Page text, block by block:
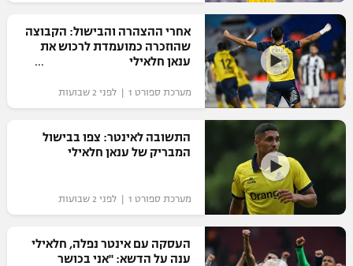
רשיון להקרנה פומבית לבית עסק
הצטרפות לחבילת הערוצים
לוח דרושים – ג'ובנט
תגיות
המגזין
אחרי ההצהרה והבישול: הקבוצה
שהוזכרה כמועמדת לרכוש את
ענאן חלאילי
מערכת ספורט 1 | לפני 2 שבועות
התשובה לאינטר: צפו בבישול
המבריק של ענאן חלאילי
מערכת ספורט 1 | לפני 2 שבועות
העסקה עם אינטר נפלה, חלאילי
ענה על הדשא: "אני בכושר